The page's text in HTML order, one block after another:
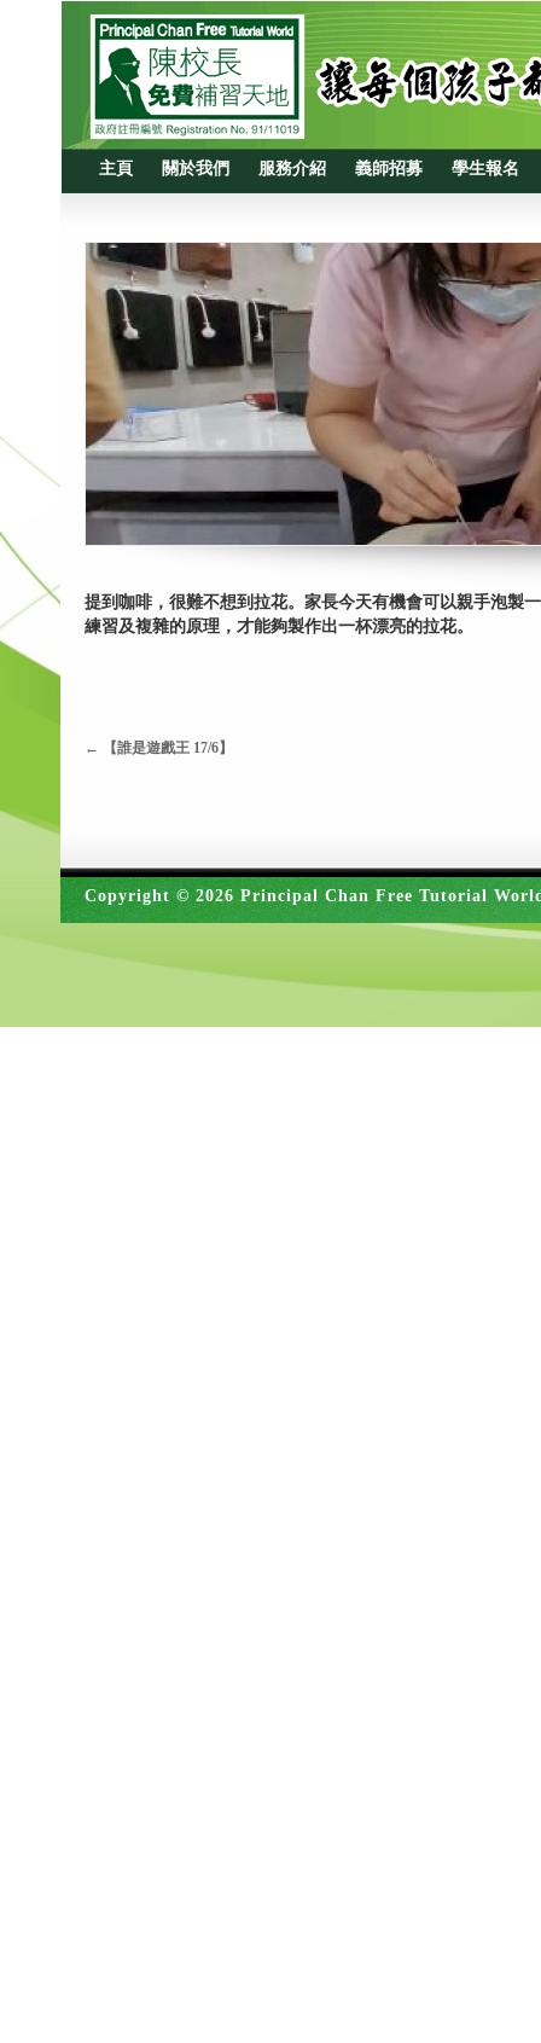
主頁 關於我們 服務介紹 義師招募 學生報名
提到咖啡，很難不想到拉花。家長今天有機會可以親手泡製
練習及複雜的原理，才能夠製作出一杯漂亮的拉花。
← 【誰是遊戲王 17/6】
Copyright © 2026 Principal Chan Free Tutorial